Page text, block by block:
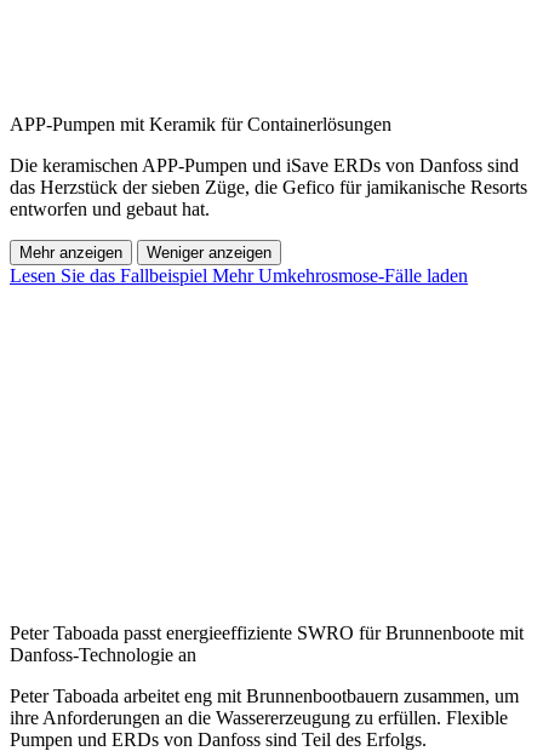
APP-Pumpen mit Keramik für Containerlösungen
Die keramischen APP-Pumpen und iSave ERDs von Danfoss sind
das Herzstück der sieben Züge, die Gefico für jamikanische Resorts
entworfen und gebaut hat.
Mehr anzeigen Weniger anzeigen
Lesen Sie das Fallbeispiel Mehr Umkehrosmose-Fälle laden
Peter Taboada passt energieeffiziente SWRO für Brunnenboote mit
Danfoss-Technologie an
Peter Taboada arbeitet eng mit Brunnenbootbauern zusammen, um
ihre Anforderungen an die Wassererzeugung zu erfüllen. Flexible
Pumpen und ERDs von Danfoss sind Teil des Erfolgs.